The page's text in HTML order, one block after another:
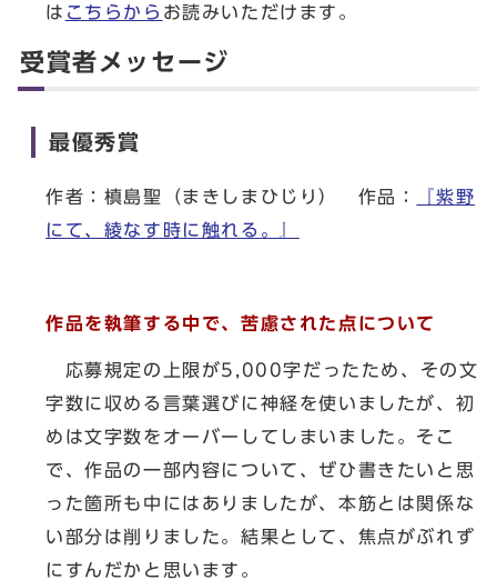
は こちらから お読みいただけます。
受賞者メッセージ
最優秀賞
作者：槙島聖（まきしまひじり） 作品：
『紫野
にて、綾なす時に触れる。』
作品を執筆する中で、苦慮された点について
応募規定の上限が5,000字だったため、その文
字数に収める言葉選びに神経を使いましたが、初
めは文字数をオーバーしてしまいました。そこ
で、作品の一部内容について、ぜひ書きたいと思
った箇所も中にはありましたが、本筋とは関係な
い部分は削りました。結果として、焦点がぶれず
にすんだかと思います。